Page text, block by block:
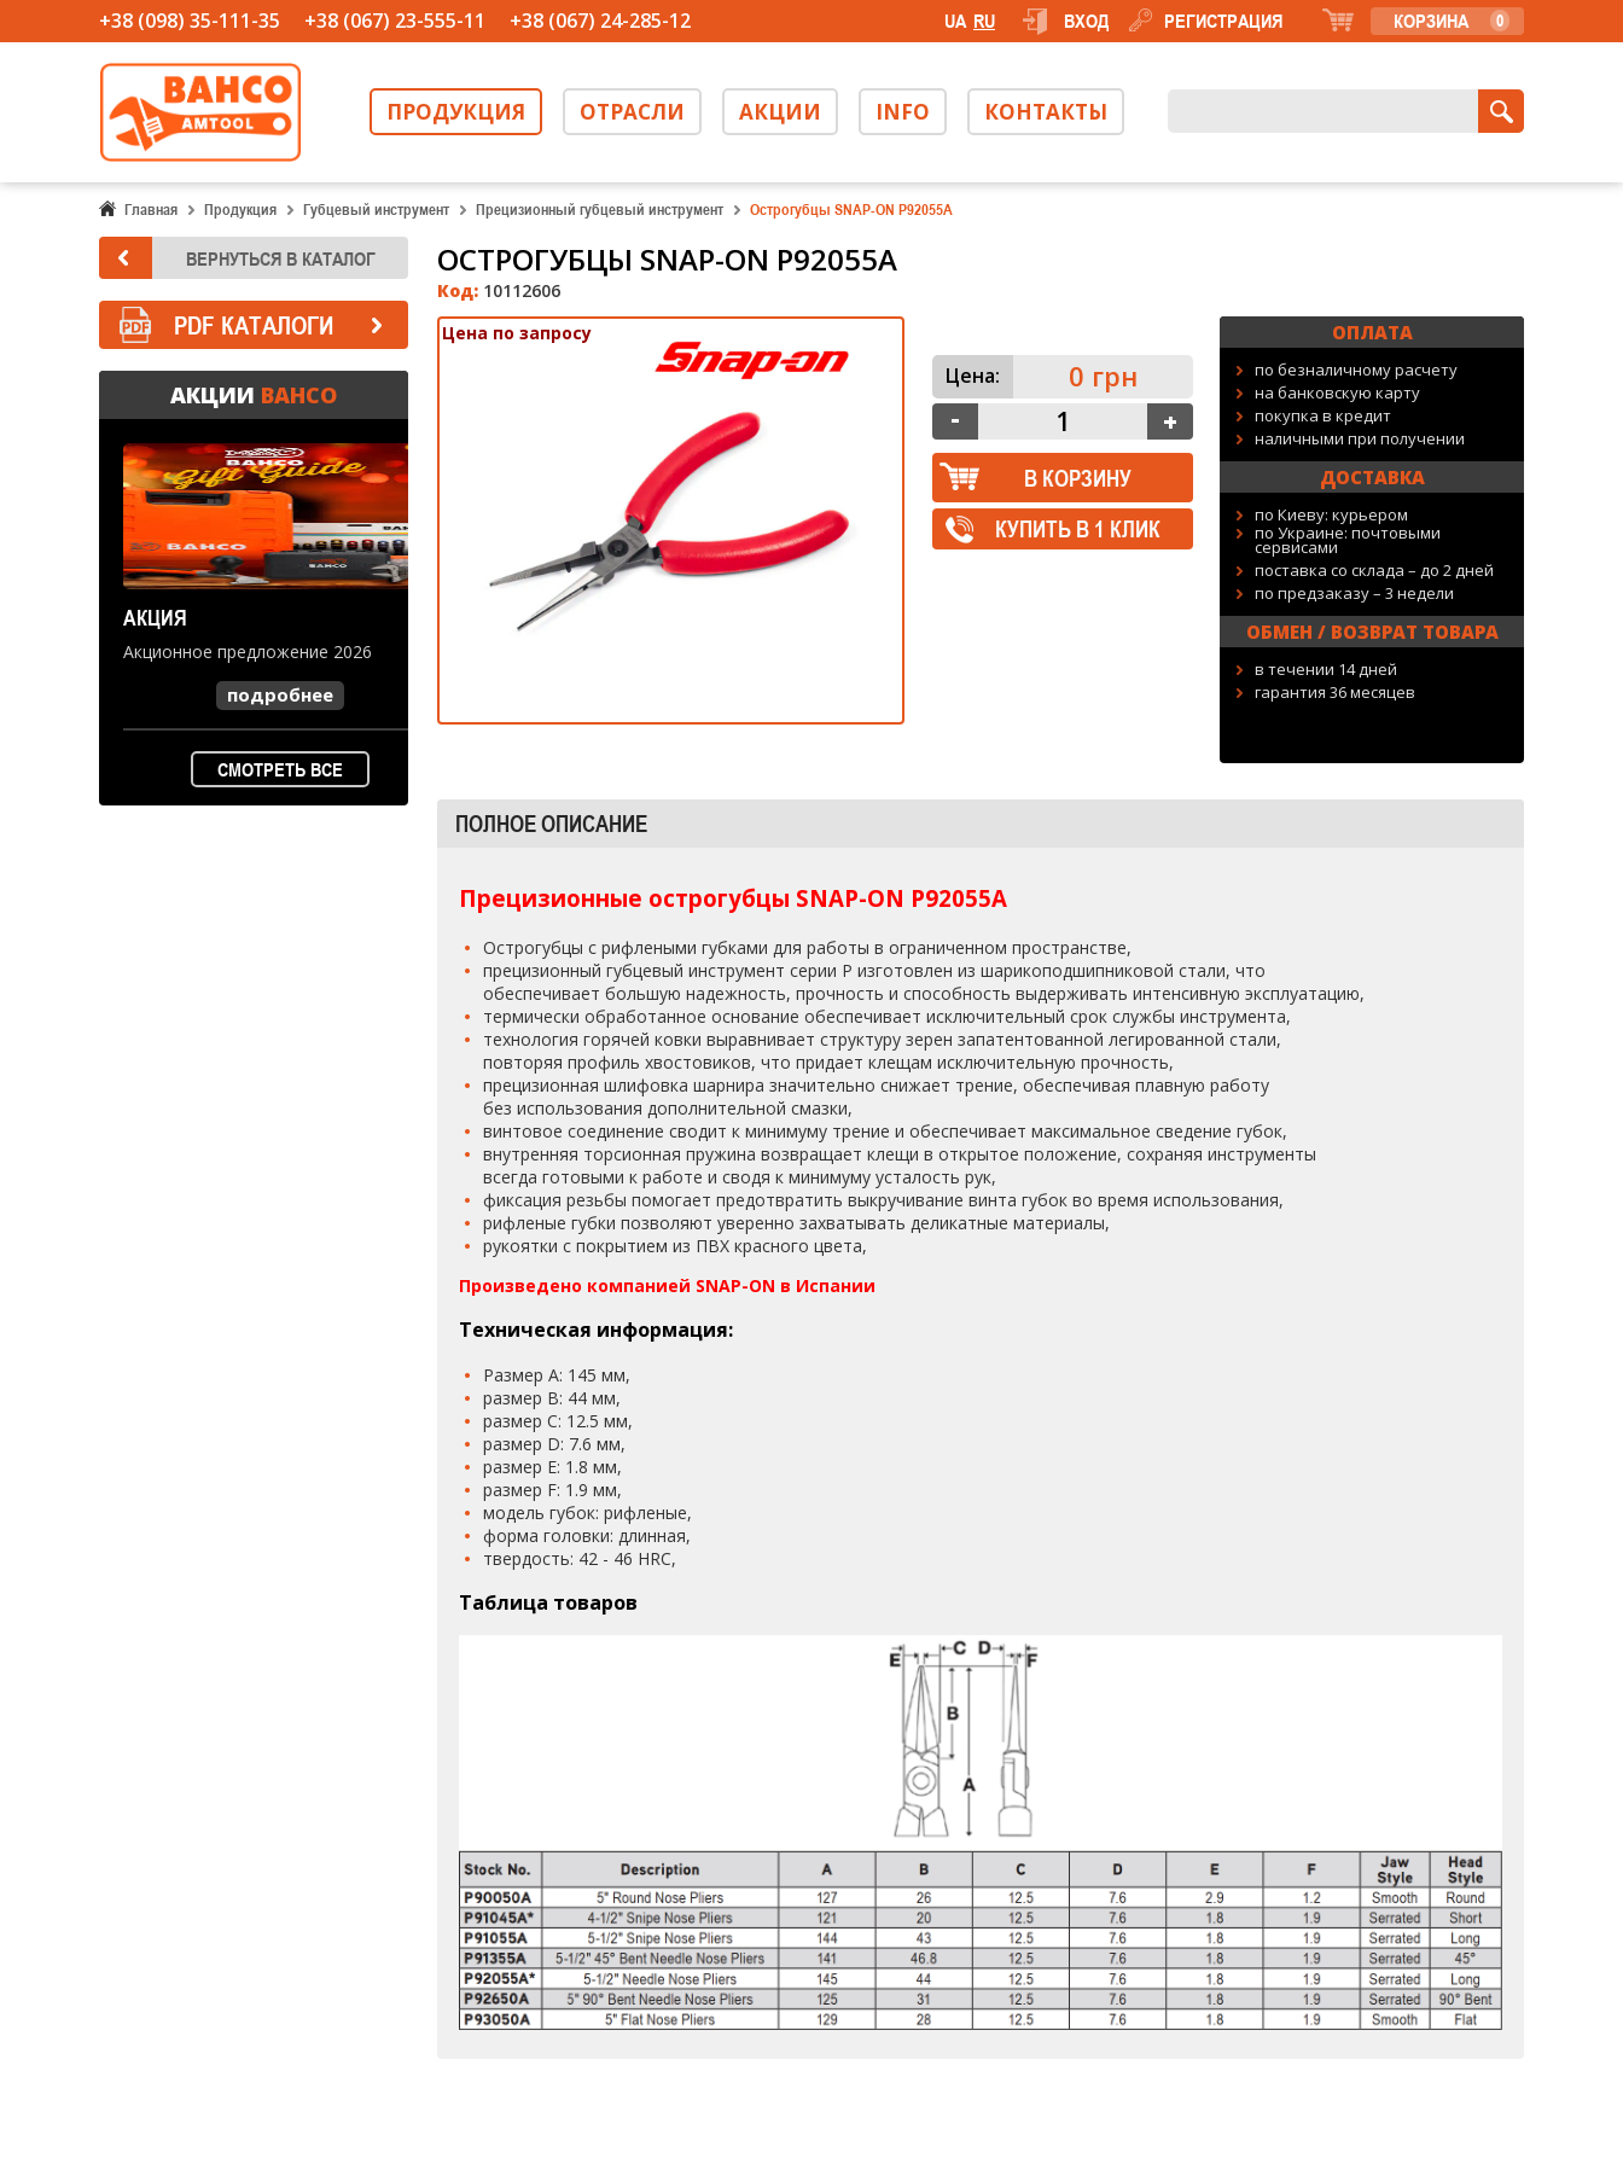
+38 (098) 35-111-35 +38 (067) 23-555-11 +38 (067) 24-285-12 КОРЗИНА 0
UA RU ВХОД РЕГИСТРАЦИЯ
ПРОДУКЦИЯ ОТРАСЛИ АКЦИИ INFO КОНТАКТЫ
Главная Продукция Губцевый инструмент Прецизионный губцевый инструмент Острогубцы SNAP-ON P92055A
ОСТРОГУБЦЫ SNAP-ON P92055A
Код: 10112606
Цена по запросу
Цена: 0 грн
КУПИТЬ В 1 КЛИК
ОПЛАТА
по безналичному расчету
на банковскую карту
покупка в кредит
наличными при получении
ДОСТАВКА
по Киеву: курьером
по Украине: почтовыми
сервисами
поставка со склада – до 2 дней
по предзаказу – 3 недели
ОБМЕН / ВОЗВРАТ ТОВАРА
в течении 14 дней
гарантия 36 месяцев
ПОЛНОЕ ОПИСАНИЕ
Прецизионные острогубцы SNAP-ON P92055A
Острогубцы с рифлеными губками для работы в ограниченном пространстве,
прецизионный губцевый инструмент серии P изготовлен из шарикоподшипниковой стали, что
обеспечивает большую надежность, прочность и способность выдерживать интенсивную эксплуатацию,
термически обработанное основание обеспечивает исключительный срок службы инструмента,
технология горячей ковки выравнивает структуру зерен запатентованной легированной стали,
повторяя профиль хвостовиков, что придает клещам исключительную прочность,
прецизионная шлифовка шарнира значительно снижает трение, обеспечивая плавную работу
без использования дополнительной смазки,
винтовое соединение сводит к минимуму трение и обеспечивает максимальное сведение губок,
внутренняя торсионная пружина возвращает клещи в открытое положение, сохраняя инструменты
всегда готовыми к работе и сводя к минимуму усталость рук,
фиксация резьбы помогает предотвратить выкручивание винта губок во время использования,
рифленые губки позволяют уверенно захватывать деликатные материалы,
рукоятки с покрытием из ПВХ красного цвета,
Произведено компанией SNAP-ON в Испании
Техническая информация:
Размер А: 145 мм,
размер B: 44 мм,
размер C: 12.5 мм,
размер D: 7.6 мм,
размер E: 1.8 мм,
размер F: 1.9 мм,
модель губок: рифленые,
форма головки: длинная,
твердость: 42 - 46 HRC,
Таблица товаров
PDF КАТАЛОГИ
АКЦИИ BAHCO
АКЦИЯ
Акционное предложение 2026
подробнее
СМОТРЕТЬ ВСЕ